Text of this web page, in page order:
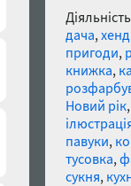
дача,
пригоди,
книжка,
Новий рік
павуки,
тусовка,
сукня,